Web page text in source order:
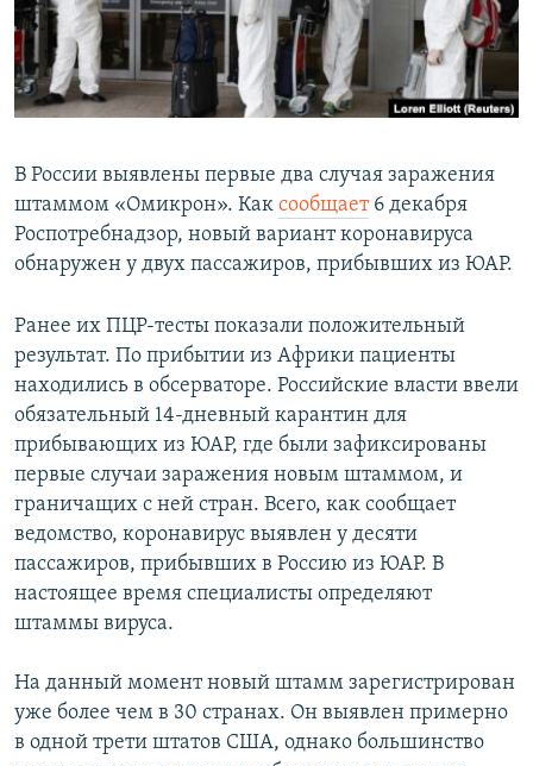
В России выявлены первые два случая заражения
штаммом «Омикрон». Как сообщает6 декабря
Роспотребнадзор, новый вариант коронавируса
обнаружен у двух пассажиров, прибывших из ЮАР.
Ранее их ПЦР-тесты показали положительный
результат. По прибытии из Африки пациенты
находились в обсерваторе. Российские власти ввели
обязательный 14-дневный карантин для
прибывающих из ЮАР, где были зафиксированы
первые случаи заражения новым штаммом, и
граничащих с ней стран. Всего, как сообщает
ведомство, коронавирус выявлен у десяти
пассажиров, прибывших в Россию из ЮАР. В
настоящее время специалисты определяют
штаммы вируса.
На данный момент новый штамм зарегистрирован
уже более чем в 30 странах. Он выявлен примерно
в одной трети штатов США, однако большинство